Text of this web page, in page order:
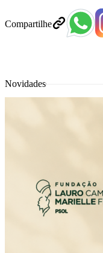
Compartilhe
Novidades